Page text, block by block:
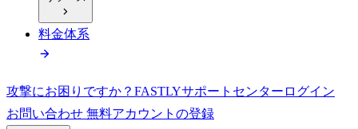
料金体系
攻撃にお困りですか？ FASTLYサポートセンター ログイン
お問い合わせ 無料アカウントの登録